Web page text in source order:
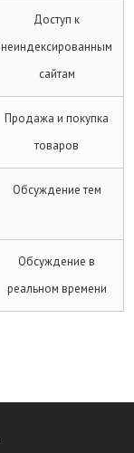
Доступ к
неиндексированным
сайтам
Продажа и покупка
товаров
Обсуждение тем
Обсуждение в
реальном времени